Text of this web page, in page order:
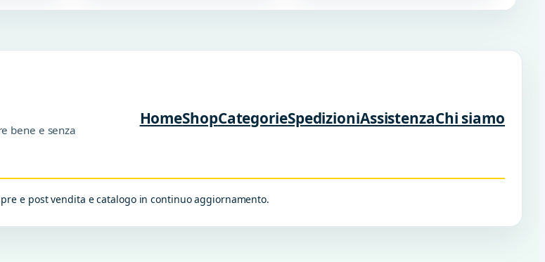
bene e senza
HomeShopCategorieSpedizioniAssistenzaChi siamo
e post vendita e catalogo in continuo aggiornamento.